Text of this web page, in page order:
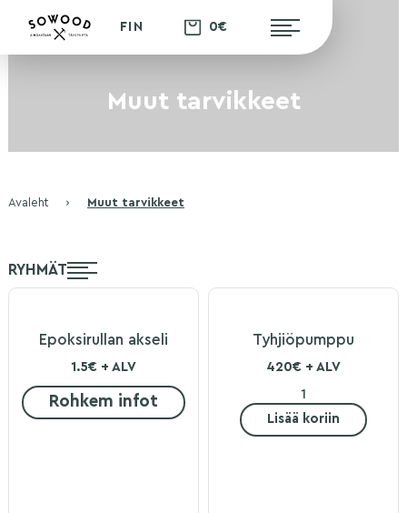
FIN 0€
Muut tarvikkeet
Avaleht › Muut tarvikkeet
RYHMÄT
Epoksirullan akseli
1.5€ + ALV
Rohkem infot
Tyhjiöpumppu
420€ + ALV
Lisää koriin